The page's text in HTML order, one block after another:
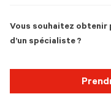
Vous souhaitez obtenir
d’un spécialiste ?